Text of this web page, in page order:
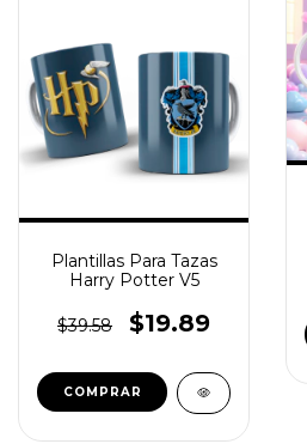
Plantillas Para Tazas
Harry Potter V5
$39.58 $19.89